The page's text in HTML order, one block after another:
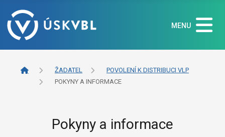
MENU
ŽADATEL
POVOLENÍ K DISTRIBUCI VLP
POKYNY A INFORMACE
Pokyny a informace